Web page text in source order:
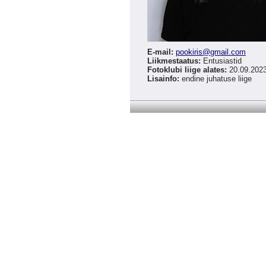
E-mail: pookiris@gmail.com
Liikmestaatus: Entusiastid
Fotoklubi liige alates:
Lisainfo: endine juhatuse liige